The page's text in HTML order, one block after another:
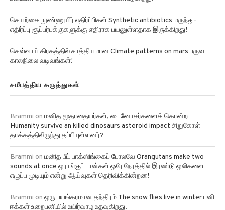
செயற்கை நுண்ணுயிர் எதிர்ப்பிகள் Synthetic antibiotics மருந்து-
எதிர்ப்பு சூப்பர்பக்குகளுக்கு எதிராக பயனுள்ளதாக இருக்கிறது!
செவ்வாய் கிரகத்தில் சாத்தியமான Climate patterns on mars பருவ
காலநிலை வடிவங்கள்!
Humanity survive an killed dinosaurs asteroid impact சிறுகோள்
தாக்கத்திலிருந்து தப்பியுள்ளனர்?
Brammionமனித பீட் பாக்ஸிங்கைப் போலவே Orangutans make two
sounds at once ஒராங்குட்டான்கள் ஒரே நேரத்தில் இரண்டு ஒலிகளை
எழுப்ப முடியும் என்று ஆய்வுகள் தெரிவிக்கின்றன!
Brammionஒரு பயங்கரமான தந்திரம் The snow flies live in winter பனி
ஈக்கள் உறைபனியில் உயிர்வாழ உதவுகிறது.